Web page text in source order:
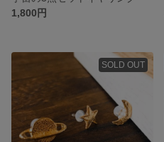
1,800円
SOLD OUT